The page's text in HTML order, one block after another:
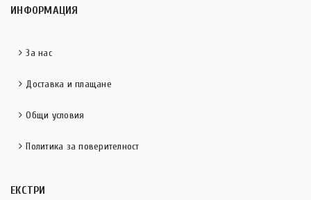
ИНФОРМАЦИЯ
За нас
Доставка и плащане
Общи условия
Политика за поверителност
ЕКСТРИ